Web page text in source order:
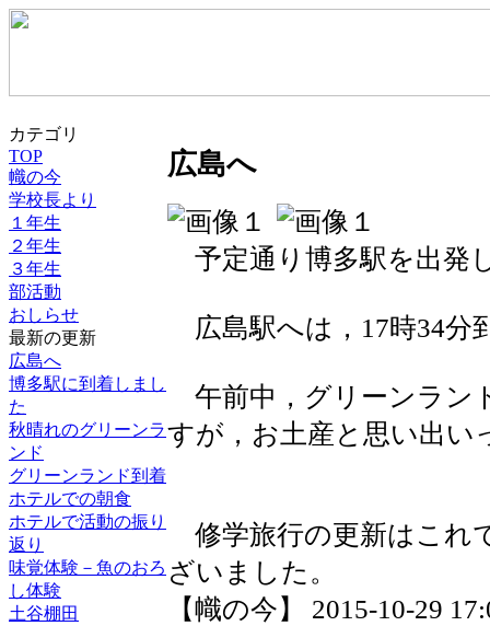
カテゴリ
TOP
幟の今
学校長より
１年生
２年生
３年生
部活動
おしらせ
最新の更新
広島へ
博多駅に到着しまし
た
秋晴れのグリーンラ
ンド
グリーンランド到着
ホテルでの朝食
ホテルで活動の振り
返り
味覚体験－魚のおろ
し体験
土谷棚田
広島へ
予定通り博多駅を出発
広島駅へは，17時34分
午前中，グリーンラン
すが，お土産と思い出い
修学旅行の更新はこれ
ざいました。
【幟の今】 2015-10-29